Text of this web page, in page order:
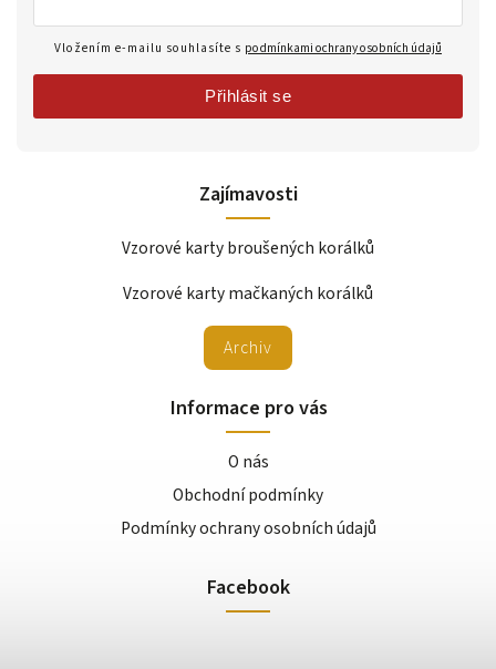
Zajímavosti
Vzorové karty broušených korálků
Vzorové karty mačkaných korálků
Archiv
Vložením e-mailu souhlasíte s podmínkami ochrany osobních údajů
Přihlásit se
Informace pro vás
O nás
Obchodní podmínky
Podmínky ochrany osobních údajů
Facebook